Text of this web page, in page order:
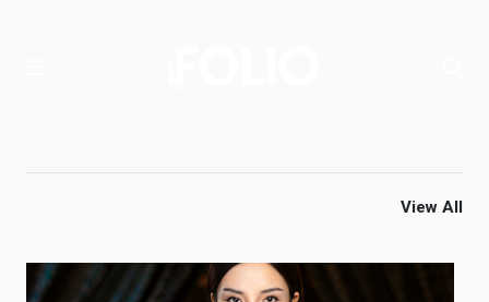
View All